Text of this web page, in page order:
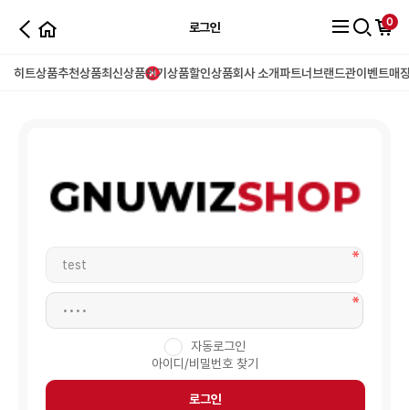
로그인
히트상품추천상품최신상품인기상품할인상품회사 소개파트너 브랜드관이벤트매
0
자동로그인
아이디/비밀번호 찾기
로그인